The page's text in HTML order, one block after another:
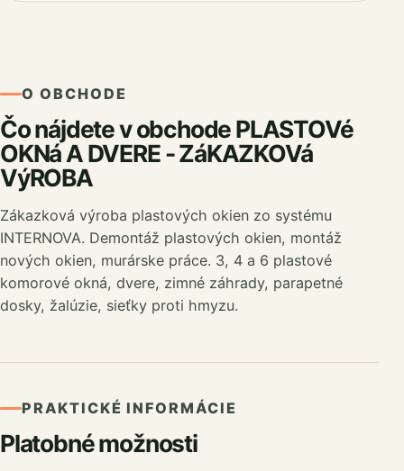
O OBCHODE
Čo nájdete v obchode PLASTOVé
OKNá A DVERE - ZáKAZKOVá
VýROBA
Zákazková výroba plastových okien zo systému
INTERNOVA. Demontáž plastových okien, montáž
nových okien, murárske práce. 3, 4 a 6 plastové
komorové okná, dvere, zimné záhrady, parapetné
dosky, žalúzie, sieťky proti hmyzu.
PRAKTICKÉ INFORMÁCIE
Platobné možnosti